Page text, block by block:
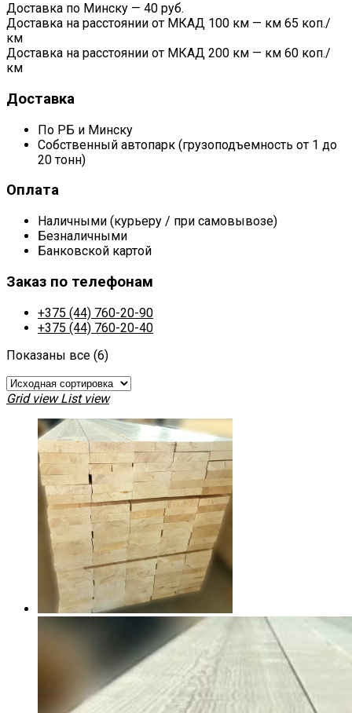
Доставка по Минску — 40 руб.
Доставка на расстоянии от МКАД 100 км — км 65 коп./
км
Доставка на расстоянии от МКАД 200 км — км 60 коп./
км
Доставка
По РБ и Минску
Собственный автопарк (грузоподъемность от 1 до
20 тонн)
Оплата
Наличными (курьеру / при самовывозе)
Безналичными
Банковской картой
Заказ по телефонам
+375 (44) 760-20-90
+375 (44) 760-20-40
Показаны все (6)
Grid view List view